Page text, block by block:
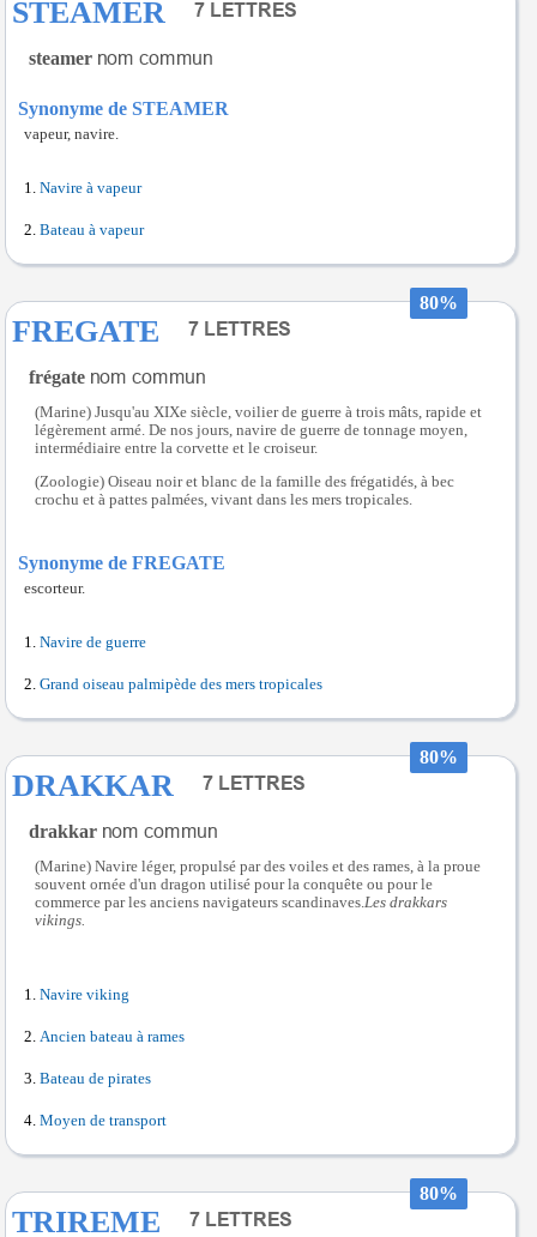
STEAMER
steamer
Synonyme de STEAMER
vapeur, navire.
Navire à vapeur
Bateau à vapeur
80%
FREGATE
frégate
(Marine) Jusqu'au XIXe siècle, voilier de guerre à trois mâts, rapide et
légèrement armé. De nos jours, navire de guerre de tonnage moyen,
intermédiaire entre la corvette et le croiseur.
(Zoologie) Oiseau noir et blanc de la famille des frégatidés, à bec
crochu et à pattes palmées, vivant dans les mers tropicales.
Synonyme de FREGATE
escorteur.
Navire de guerre
Grand oiseau palmipède des mers tropicales
80%
DRAKKAR
drakkar
(Marine) Navire léger, propulsé par des voiles et des rames, à la proue
souvent ornée d'un dragon utilisé pour la conquête ou pour le
commerce par les anciens navigateurs scandinaves.Les drakkars
vikings.
Navire viking
Ancien bateau à rames
Bateau de pirates
Moyen de transport
80%
TRIREME